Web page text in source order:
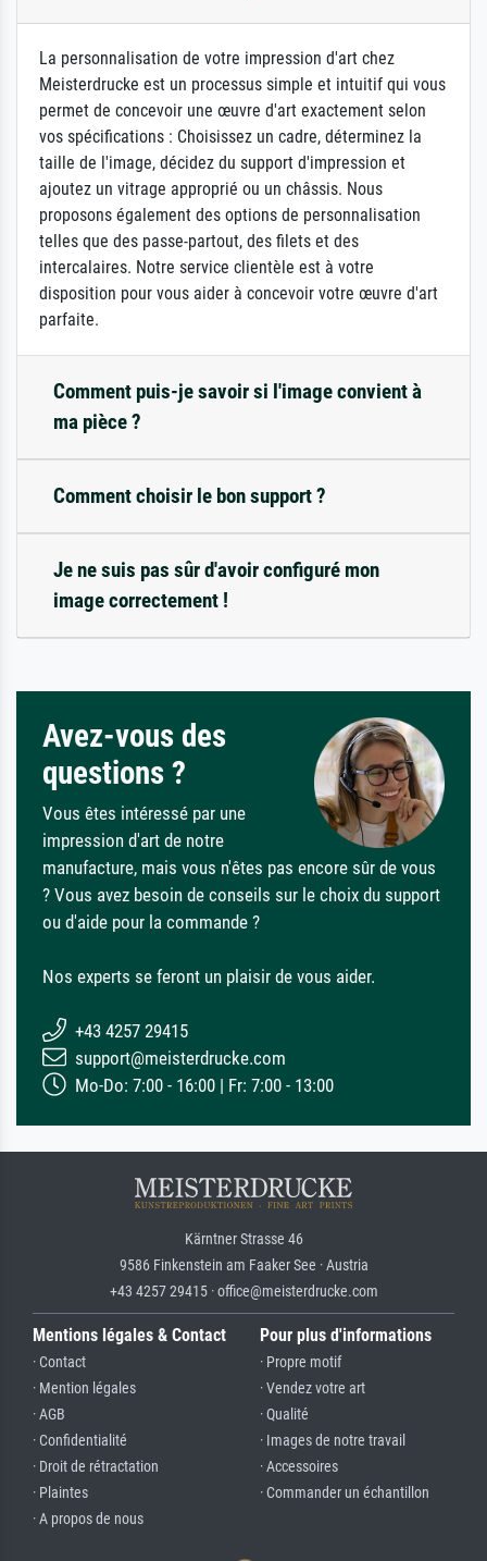
La personnalisation de votre impression d'art chez
Meisterdrucke est un processus simple et intuitif qui vous
permet de concevoir une œuvre d'art exactement selon
vos spécifications : Choisissez un cadre, déterminez la
taille de l'image, décidez du support d'impression et
ajoutez un vitrage approprié ou un châssis. Nous
proposons également des options de personnalisation
telles que des passe-partout, des filets et des
intercalaires. Notre service clientèle est à votre
disposition pour vous aider à concevoir votre œuvre d'art
parfaite.
Comment puis-je savoir si l'image convient à
ma pièce ?
Comment choisir le bon support ?
Je ne suis pas sûr d'avoir configuré mon
image correctement !
Avez-vous des
questions ?
Vous êtes intéressé par une
impression d'art de notre
manufacture, mais vous n'êtes pas encore sûr de vous
? Vous avez besoin de conseils sur le choix du support
ou d'aide pour la commande ?
Nos experts se feront un plaisir de vous aider.
+43 4257 29415
support@meisterdrucke.com
Mo-Do: 7:00 - 16:00 | Fr: 7:00 - 13:00
Kärntner Strasse 46
9586 Finkenstein am Faaker See · Austria
+43 4257 29415 · office@meisterdrucke.com
Mentions légales & Contact
· Contact
· Mention légales
· AGB
· Confidentialité
· Droit de rétractation
· Plaintes
· A propos de nous
Pour plus d'informations
· Propre motif
· Vendez votre art
· Qualité
· Images de notre travail
· Accessoires
· Commander un échantillon